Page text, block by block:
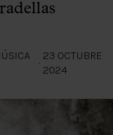
·
23 OCTUBRE
2024